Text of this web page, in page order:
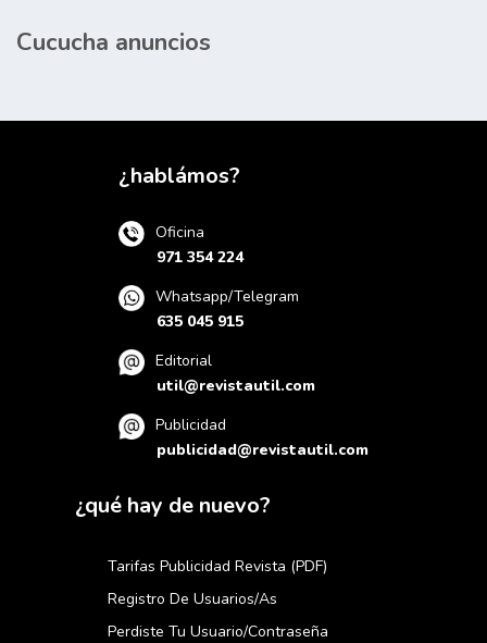
Cucucha anuncios
¿hablámos?
Oficina
971 354 224
Whatsapp/Telegram
635 045 915
Editorial
util@revistautil.com
Publicidad
publicidad@revistautil.com
¿qué hay de nuevo?
Tarifas Publicidad Revista (PDF)
Registro De Usuarios/as
Perdiste Tu Usuario/contraseña